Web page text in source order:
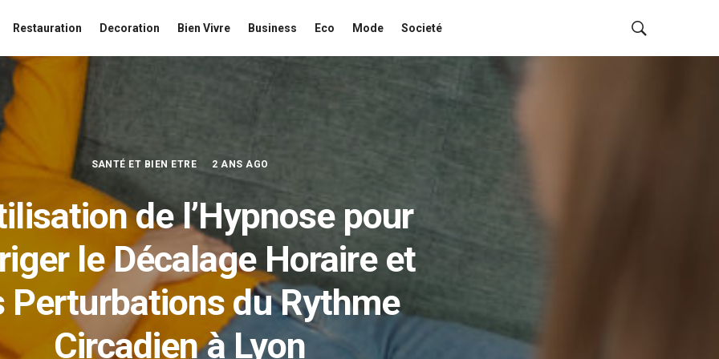
Restauration Decoration Bien Vivre Business Eco Mode Societé
SANTÉ ET BIEN ETRE 2 ANS AGO
de l’Hypnose pour
le Décalage Horaire et
Perturbations du Rythme
Circadien à Lyon